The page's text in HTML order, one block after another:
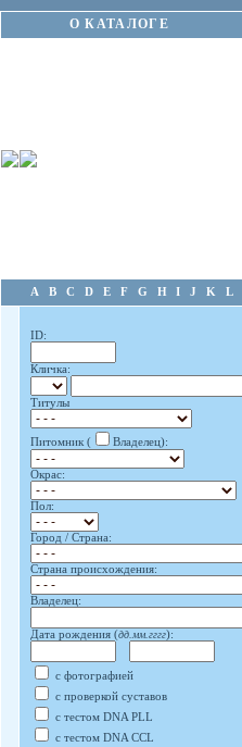
О КАТАЛОГЕ
A B C D E F G H I J K L
ID:
Кличка:
Титулы
Питомник ( Владелец):
Окрас:
Пол:
Город / Страна:
Страна происхождения:
Владелец:
Дата рождения (дд.мм.гггг):
с фотографией
с проверкой суставов
с тестом DNA PLL
с тестом DNA CCL